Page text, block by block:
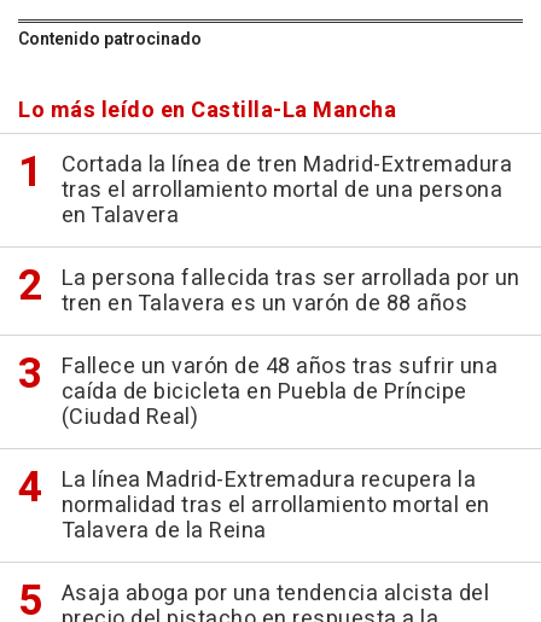
Contenido patrocinado
Lo más leído en Castilla-La Mancha
Cortada la línea de tren Madrid-Extremadura
tras el arrollamiento mortal de una persona
en Talavera
La persona fallecida tras ser arrollada por un
tren en Talavera es un varón de 88 años
Fallece un varón de 48 años tras sufrir una
caída de bicicleta en Puebla de Príncipe
(Ciudad Real)
La línea Madrid-Extremadura recupera la
normalidad tras el arrollamiento mortal en
Talavera de la Reina
Asaja aboga por una tendencia alcista del